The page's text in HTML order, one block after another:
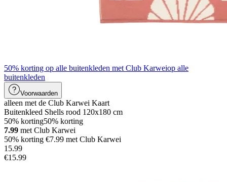
50% korting op alle buitenkleden met Club Karweiop alle
buitenkleden
Voorwaarden
alleen met de Club Karwei Kaart
Buitenkleed Shells rood 120x180 cm
50% korting50% korting
7.99 met Club Karwei
50% korting €7.99 met Club Karwei
15.99
€15.99